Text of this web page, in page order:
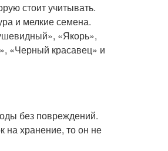
стоит учитывать.
и мелкие семена.
«Якорь»,
«Черный красавец» и
без повреждений.
на хранение, то он не